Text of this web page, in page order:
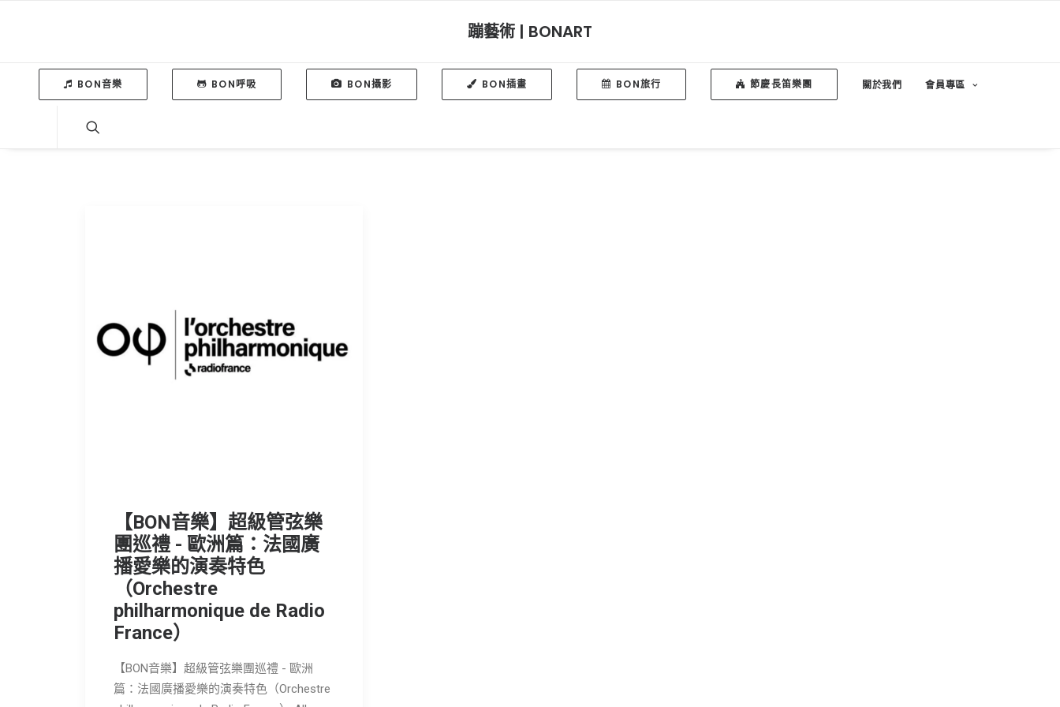
蹦藝術 | BONART
BON音樂 BON呼吸 BON攝影 BON插畫 BON旅行 節慶長笛樂團 關於我們 會員專區
【BON音樂】超級管弦樂
團巡禮 - 歐洲篇：法國廣
播愛樂的演奏特色
（Orchestre
philharmonique de Radio
France）
【BON音樂】超級管弦樂團巡禮 - 歐洲
篇：法國廣播愛樂的演奏特色（Orchestre